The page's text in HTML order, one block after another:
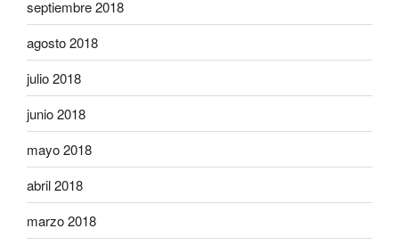
septiembre 2018
agosto 2018
julio 2018
junio 2018
mayo 2018
abril 2018
marzo 2018